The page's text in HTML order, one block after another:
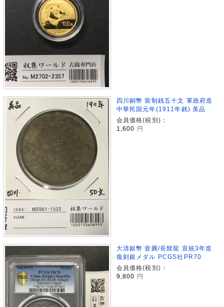
四川銅幣 當制銭五十文 軍政府造
中華民国元年(1911年銘) 美品
会員価格(税別)：
1,600 円
大清銀幣 壹圓/長髭龍 宣統3年造
復刻銀メダル PCGS社PR70
会員価格(税別)：
9,800
円